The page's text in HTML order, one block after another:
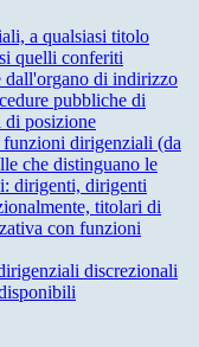
a qualsiasi titolo
quelli conferiti
dall'organo di indirizzo
pubbliche di
di posizione
dirigenziali (da
che distinguano le
dirigenti, dirigenti
titolari di
con funzioni
discrezionali